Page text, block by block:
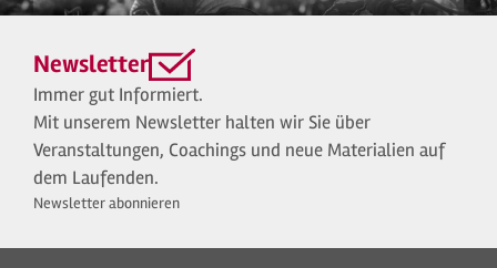
Newsletter
Immer gut Informiert.
Mit unserem Newsletter halten wir Sie über
Veranstaltungen, Coachings und neue Materialien auf
dem Laufenden.
Newsletter abonnieren